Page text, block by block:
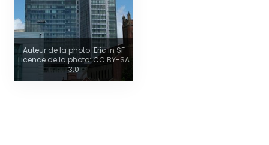
Auteur de la photo: Eric in SF
Licence de la photo: CC BY-SA
3.0